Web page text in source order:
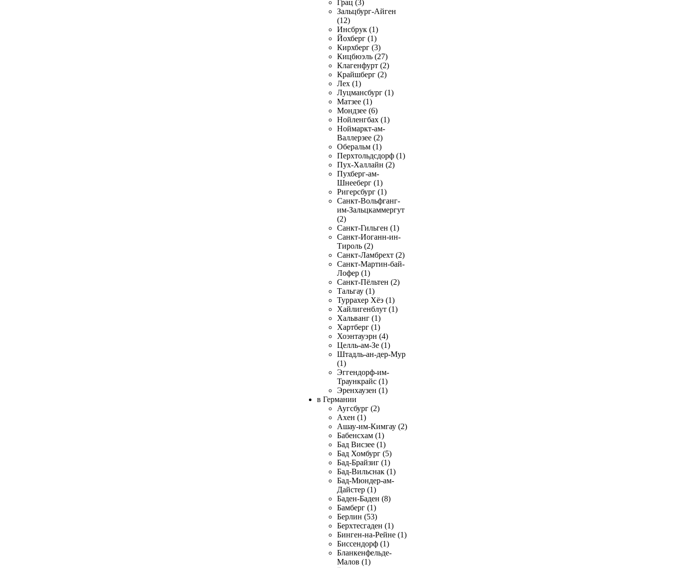
Грац (3)
Зальцбург-Айген
(12)
Инсбрук (1)
Йохберг (1)
Кирхберг (3)
Кицбюэль (27)
Клагенфурт (2)
Крайшберг (2)
Лех (1)
Луцмансбург (1)
Матзее (1)
Мондзее (6)
Нойленгбах (1)
Ноймаркт-ам-
Валлерзее (2)
Оберальм (1)
Перхтольдсдорф (1)
Пух-Халлайн (2)
Пухберг-ам-
Шнееберг (1)
Ригерсбург (1)
Санкт-Вольфганг-
им-Зальцкаммергут
(2)
Санкт-Гильген (1)
Санкт-Иоганн-ин-
Тироль (2)
Санкт-Ламбрехт (2)
Санкт-Мартин-бай-
Лофер (1)
Санкт-Пёльтен (2)
Тальгау (1)
Туррахер Хёэ (1)
Хайлигенблут (1)
Хальванг (1)
Хартберг (1)
Хоэнтауэрн (4)
Целль-ам-Зе (1)
Штадль-ан-дер-Мур
(1)
Эггендорф-им-
Траункрайс (1)
Эренхаузен (1)
в Германии
Аугсбург (2)
Ахен (1)
Ашау-им-Кимгау (2)
Бабенсхам (1)
Бад Висзее (1)
Бад Хомбург (5)
Бад-Брайзиг (1)
Бад-Вильснак (1)
Бад-Мюндер-ам-
Дайстер (1)
Баден-Баден (8)
Бамберг (1)
Берлин (53)
Берхтесгаден (1)
Бинген-на-Рейне (1)
Биссендорф (1)
Бланкенфельде-
Малов (1)